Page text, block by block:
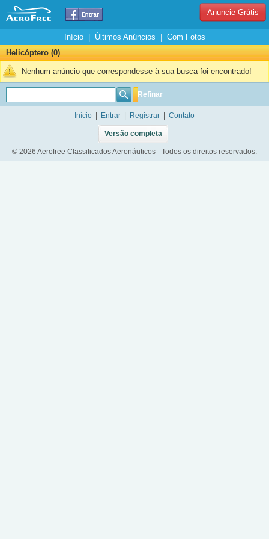
Anuncie Grátis
Início| Últimos Anúncios
Com Fotos
Helicóptero (0)
Nenhum anúncio que correspondesse à sua busca foi encontrado!
Refinar
Início Entrar Registrar Contato
Versão completa
© 2026 Aerofree Classificados Aeronáuticos - Todos os direitos reservados.